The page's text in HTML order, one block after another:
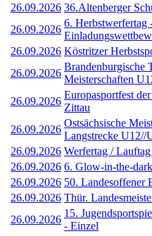
26.09.2026 36.Altenberger
26.09.2026
6. Herbstwerfertag
26.09.2026 Köstritzer
26.09.2026
Brandenburgische
Meisterschaften
26.09.2026
Europasportfest
Zittau
26.09.2026
Ostsächsische
Langstrecke U12//
26.09.2026 Werfertag /
26.09.2026 6. Glow-in-the-
26.09.2026 50. Landesoffener
26.09.2026 Thür.
26.09.2026
15.
- Einzel